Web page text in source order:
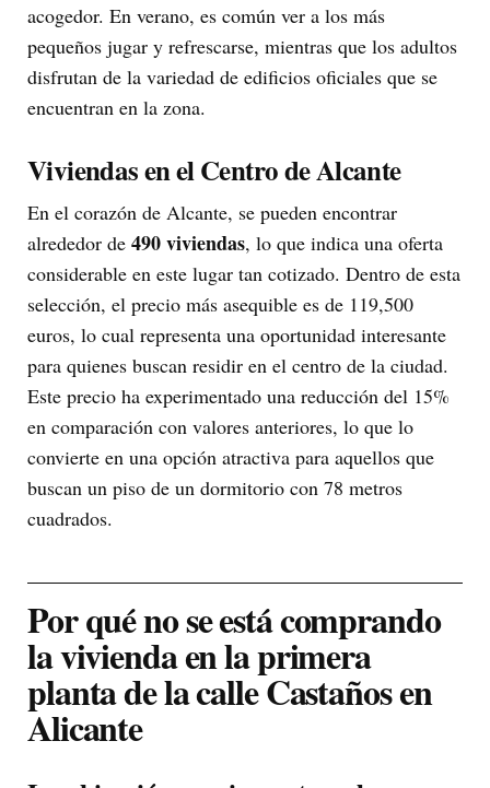
acogedor. En verano, es común ver a los más
pequeños jugar y refrescarse, mientras que los adultos
disfrutan de la variedad de edificios oficiales que se
encuentran en la zona.
Viviendas en el Centro de Alcante
En el corazón de Alcante, se pueden encontrar
alrededor de 490 viviendas, lo que indica una oferta
considerable en este lugar tan cotizado. Dentro de esta
selección, el precio más asequible es de 119,500
euros, lo cual representa una oportunidad interesante
para quienes buscan residir en el centro de la ciudad.
Este precio ha experimentado una reducción del 15%
en comparación con valores anteriores, lo que lo
convierte en una opción atractiva para aquellos que
buscan un piso de un dormitorio con 78 metros
cuadrados.
Por qué no se está comprando
la vivienda en la primera
planta de la calle Castaños en
Alicante